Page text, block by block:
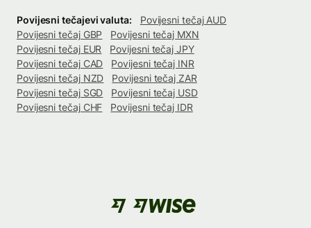
Povijesni tečajevi valuta:
Povijesni tečaj AUD
Povijesni tečaj GBP
Povijesni tečaj MXN
Povijesni tečaj EUR
Povijesni tečaj JPY
Povijesni tečaj CAD
Povijesni tečaj INR
Povijesni tečaj NZD
Povijesni tečaj ZAR
Povijesni tečaj SGD
Povijesni tečaj USD
Povijesni tečaj CHF
Povijesni tečaj IDR